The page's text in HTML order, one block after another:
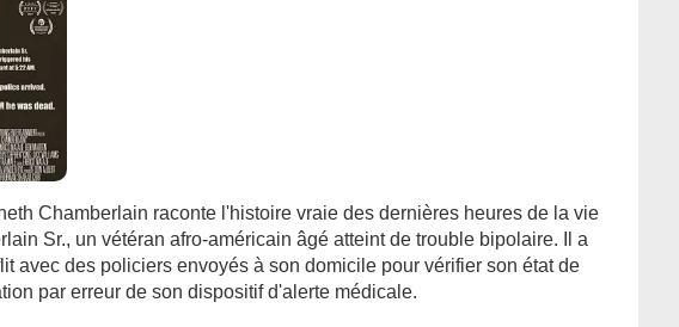
Chamberlain raconte l'histoire vraie des dernières heures de la vie
Sr., un vétéran afro-américain âgé atteint de trouble bipolaire. Il a
avec des policiers envoyés à son domicile pour vérifier son état de
par erreur de son dispositif d'alerte médicale.